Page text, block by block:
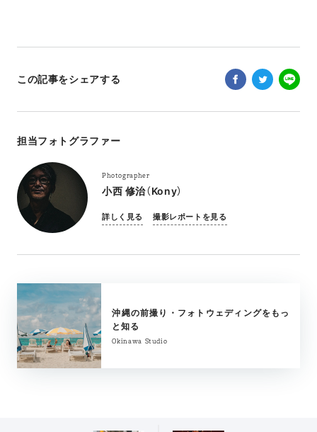
この記事をシェアする
担当フォトグラファー
Photographer
小西 修治（Kony）
詳しく見る 撮影レポートを見る
沖縄の前撮り・フォトウェディングをもっ
と知る
Okinawa Studio